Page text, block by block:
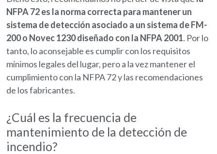
NFPA 72 es la norma correcta para mantener un
sistema de detección asociado a un sistema de FM-
200 o Novec 1230 diseñado con la NFPA 2001. Por lo
tanto, lo aconsejable es cumplir con los requisitos
mínimos legales del lugar, pero a la vez mantener el
cumplimiento con la NFPA 72 y las recomendaciones
de los fabricantes.
¿Cuál es la frecuencia de
mantenimiento de la detección de
incendio?